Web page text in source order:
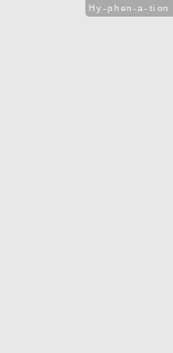
Hy-phen-a-tion